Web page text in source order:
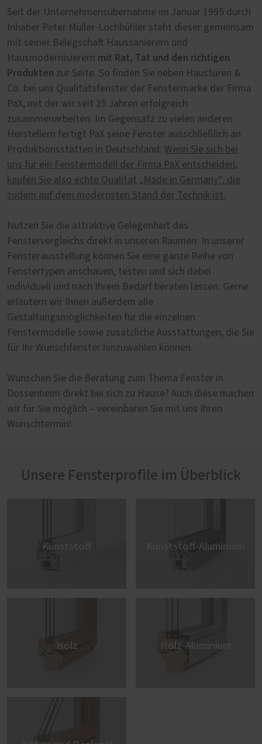
Seit der Unternehmensübernahme im Januar 1995 durch
Inhaber Peter Müller-Lochbühler steht dieser gemeinsam
mit seiner Belegschaft Haussanierern und
Hausmodernisierern mit Rat, Tat und den richtigen
Produkten zur Seite. So finden Sie neben Haustüren &
Co. bei uns Qualitätsfenster der Fenstermarke der Firma
PaX, mit der wir seit 25 Jahren erfolgreich
zusammenarbeiten. Im Gegensatz zu vielen anderen
Herstellern fertigt PaX seine Fenster ausschließlich an
Produktionsstätten in Deutschland. Wenn Sie sich bei
uns für ein Fenstermodell der Firma PaX entscheiden,
kaufen Sie also echte Qualität „Made in Germany“, die
zudem auf dem modernsten Stand der Technik ist.
Nutzen Sie die attraktive Gelegenheit des
Fenstervergleichs direkt in unseren Räumen: In unserer
Fensterausstellung können Sie eine ganze Reihe von
Fenstertypen anschauen, testen und sich dabei
individuell und nach Ihrem Bedarf beraten lassen. Gerne
erläutern wir Ihnen außerdem alle
Gestaltungsmöglichkeiten für die einzelnen
Fenstermodelle sowie zusätzliche Ausstattungen, die Sie
für Ihr Wunschfenster hinzuwählen können.
Wünschen Sie die Beratung zum Thema Fenster in
Dossenheim direkt bei sich zu Hause? Auch diese machen
wir für Sie möglich – vereinbaren Sie mit uns Ihren
Wunschtermin!
Unsere Fensterprofile im Überblick
Kunststoff Kunststoff-Aluminium
Holz Holz-Aluminium